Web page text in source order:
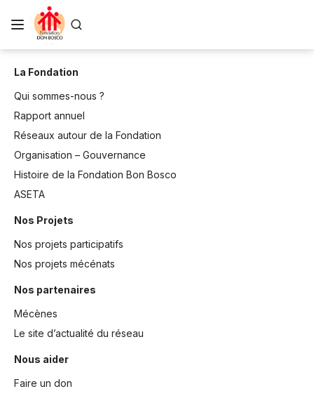
La Fondation
Qui sommes-nous ?
Rapport annuel
Réseaux autour de la Fondation
Organisation – Gouvernance
Histoire de la Fondation Bon Bosco
ASETA
Nos Projets
Nos projets participatifs
Nos projets mécénats
Nos partenaires
Mécènes
Le site d’actualité du réseau
Nous aider
Faire un don